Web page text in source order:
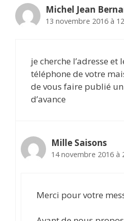
Michel Jean
13 novembre 2016 à
je cherche l’adresse et
téléphone de votre
de vous faire publié
d’avance
Mille Saisons
14 novembre 2016 à
Merci pour votre